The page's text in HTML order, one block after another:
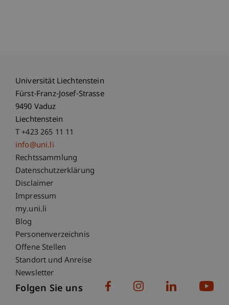
Universität Liechtenstein
Fürst-Franz-Josef-Strasse
9490 Vaduz
Liechtenstein
T +423 265 11 11
info@uni.li
Fußzeile Rechtliche Hinweise
Rechtssammlung
Datenschutzerklärung
Disclaimer
Impressum
Fußzeile Subdomain-Verzeichnis
my.uni.li
Blog
Personenverzeichnis
Offene Stellen
Standort und Anreise
Newsletter
Folgen Sie uns